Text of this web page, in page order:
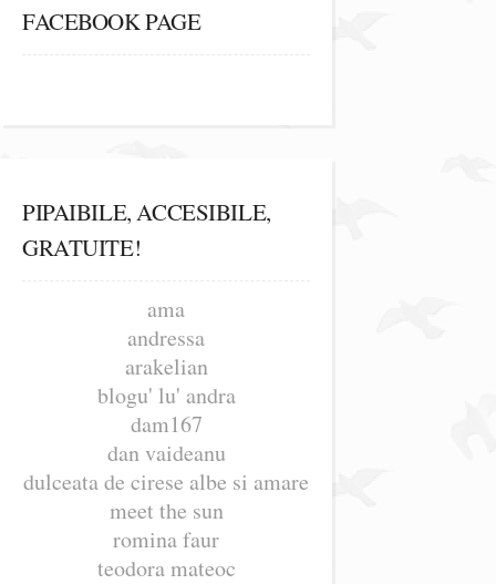
FACEBOOK PAGE
PIPAIBILE, ACCESIBILE,
GRATUITE!
ama
andressa
arakelian
blogu' lu' andra
dam167
dan vaideanu
dulceata de cirese albe si amare
meet the sun
romina faur
teodora mateoc